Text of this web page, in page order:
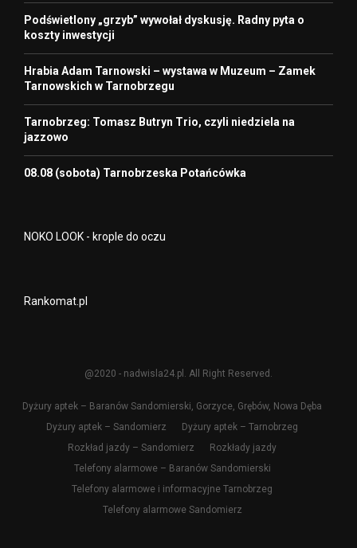
Podświetlony „grzyb” wywołał dyskusję. Radny pyta o
koszty inwestycji
Hrabia Adam Tarnowski – wystawa w Muzeum – Zamek
Tarnowskich w Tarnobrzegu
Tarnobrzeg: Tomasz Butryn Trio, czyli niedziela na
jazzowo
08.08 (sobota) Tarnobrzeska Potańcówka
NOKO LOOK - krople do oczu
Rankomat.pl
@2020 - nadwisla24.pl. All Right Reserved.
Dyżury aptek – Baranów Sandomierski, Gorzyce, Grębów, Nowa Dęba
Dyżury aptek – Sandomierz
Dyżury aptek – Tarnobrzeg
Rozkład jazdy – Sandomierz
Rozkłady jazdy
Telefony alarmowe – Baranów Sandomierski
Telefony alarmowe i informacyjne Tarnobrzeg
Telefony alarmowe Sandomierz